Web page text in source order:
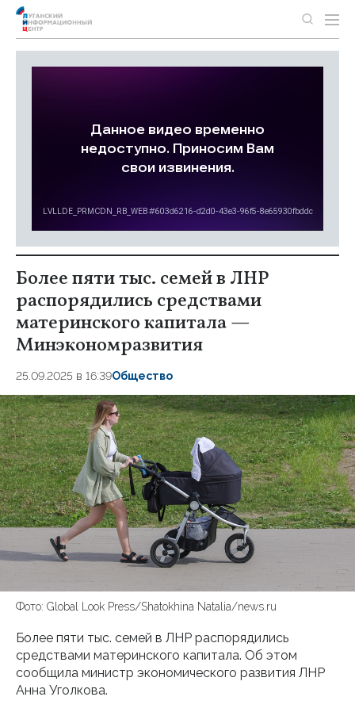
Более пяти тыс. семей в ЛНР
распорядились средствами
материнского капитала —
Минэкономразвития
25.09.2025 в 16:39Общество
Фото: Global Look Press/Shatokhina Natalia/news.ru
Более пяти тыс. семей в ЛНР распорядились
средствами материнского капитала. Об этом
сообщила министр экономического развития ЛНР
Анна Уголкова.